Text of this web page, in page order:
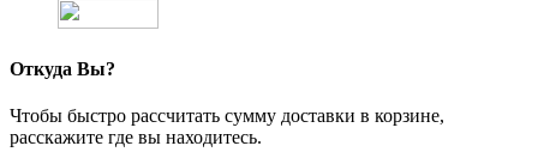
Откуда Вы?
Чтобы быстро рассчитать сумму доставки в корзине,
расскажите где вы находитесь.